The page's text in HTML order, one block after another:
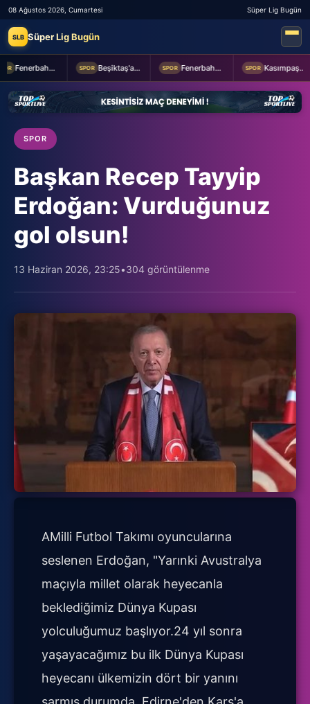
08 Ağustos 2026, Cumartesi Süper Lig Bugün
SLB Süper Lig Bugün
Fenerbahçe 2-0 Sturm Graz (MAÇTAN KARELER) SPOR Beşiktaş'a Youssouf Fofana transferinde müjdeli haber! SPOR Fenerbahçe Başkanı Aziz Yıldırım, Sturm Graz maçı öncesi takımı ziyaret etti SPOR Kasımpaşa ile Hull City hazırlık maçında berabere kaldı
SPOR
Başkan Recep Tayyip
Erdoğan: Vurduğunuz
gol olsun!
13 Haziran 2026, 23:25•304 görüntülenme
AMilli Futbol Takımı oyuncularına
seslenen Erdoğan, "Yarınki Avustralya
maçıyla millet olarak heyecanla
beklediğimiz Dünya Kupası
yolculuğumuz başlıyor.24 yıl sonra
yaşayacağımız bu ilk Dünya Kupası
heyecanı ülkemizin dört bir yanını